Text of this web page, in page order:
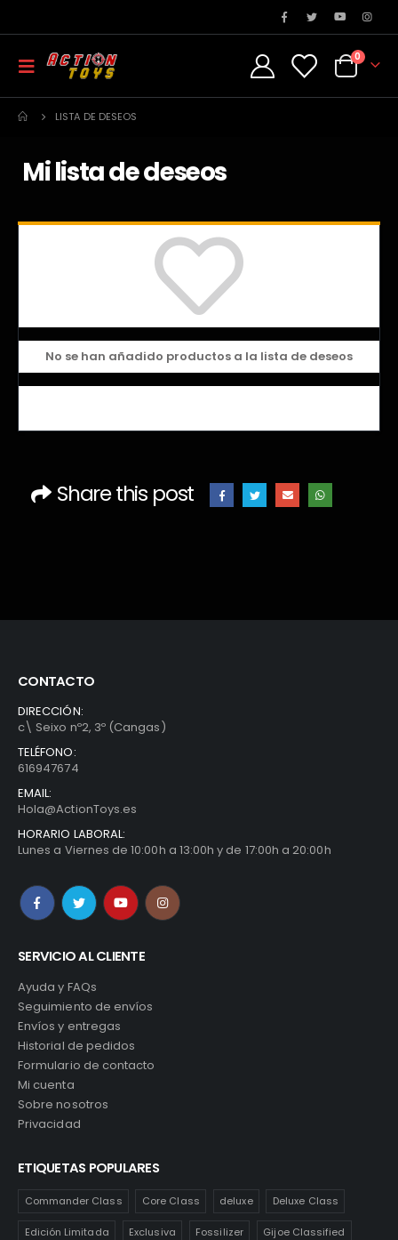
0
LISTA DE DESEOS
Mi lista de deseos
No se han añadido productos a la lista de deseos
Share this post
CONTACTO
DIRECCIÓN:
c\ Seixo nº2, 3º (Cangas)
TELÉFONO:
616947674
EMAIL:
Hola@ActionToys.es
HORARIO LABORAL:
Lunes a Viernes de 10:00h a 13:00h y de 17:00h a 20:00h
SERVICIO AL CLIENTE
Ayuda y FAQs
Seguimiento de envíos
Envíos y entregas
Historial de pedidos
Formulario de contacto
Mi cuenta
Sobre nosotros
Privacidad
ETIQUETAS POPULARES
Commander Class Core Class deluxe Deluxe Class
Edición Limitada Exclusiva Fossilizer Gijoe Classified